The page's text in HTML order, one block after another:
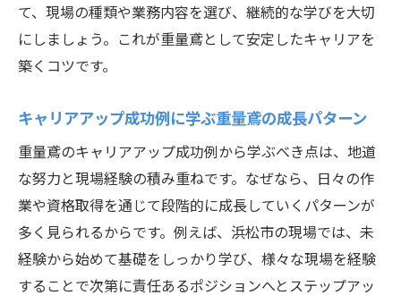
て、現場の種類や業務内容を選び、継続的な学びを大切
にしましょう。これが重量鳶として安定したキャリアを
築くコツです。
キャリアアップ成功例に学ぶ重量鳶の成長パターン
重量鳶のキャリアアップ成功例から学ぶべき点は、地道
な努力と現場経験の積み重ねです。なぜなら、日々の作
業や資格取得を通じて段階的に成長していくパターンが
多く見られるからです。例えば、浜松市の現場では、未
経験から始めて基礎をしっかり学び、様々な現場を経験
することで次第に責任あるポジションへとステップアッ